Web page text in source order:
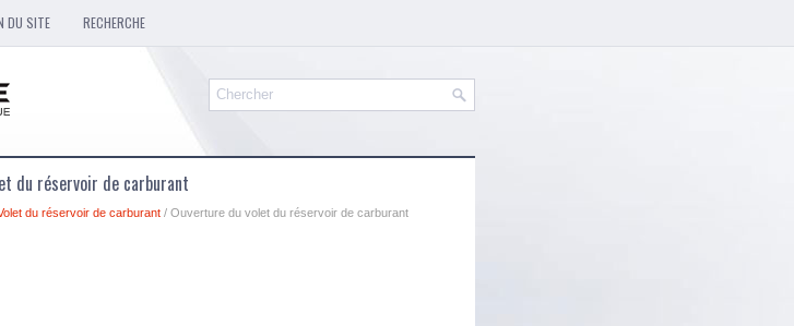
DU SITE RECHERCHE
du réservoir de carburant
du réservoir de carburant / Ouverture du volet du réservoir de carburant